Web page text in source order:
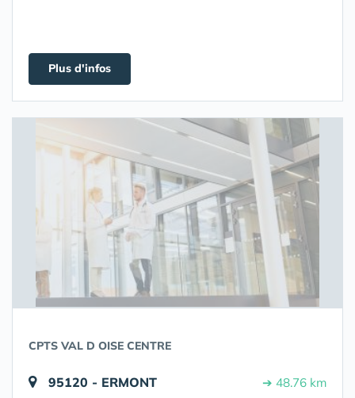
Plus d'infos
CPTS VAL D OISE CENTRE
95120 - ERMONT ➔ 48.76 km